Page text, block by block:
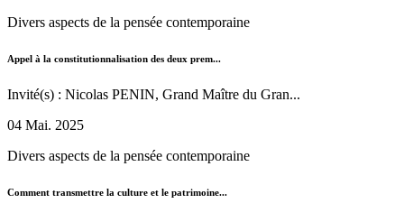
Divers aspects de la pensée contemporaine
Appel à la constitutionnalisation des deux prem...
Invité(s) : Nicolas PENIN, Grand Maître du Gran...
04 Mai. 2025
Divers aspects de la pensée contemporaine
Comment transmettre la culture et le patrimoine...